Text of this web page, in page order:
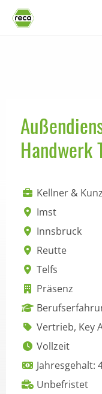
Kellner &
Imst
Innsbruck
Reutte
Telfs
Präsenz
Vertrieb, Key
Vollzeit
Jahresgehalt:
Unbefristet